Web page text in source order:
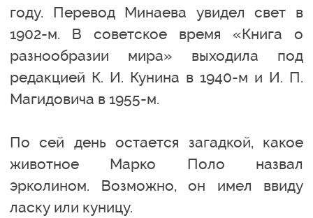
году. Перевод Минаева увидел свет в
1902-м. В советское время «Книга о
разнообразии мира» выходила под
редакцией К. И. Кунина в 1940-м и И. П.
Магидовича в 1955-м.
По сей день остается загадкой, какое
животное Марко Поло назвал
эрколином. Возможно, он имел ввиду
ласку или куницу.